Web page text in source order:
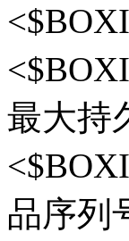
最大持
品序列